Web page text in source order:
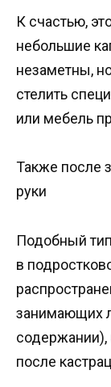
К счастью,
небольшие
незаметны,
стелить
или мебель
Также после
руки
Подобный
в
занимающих
содержании),
после